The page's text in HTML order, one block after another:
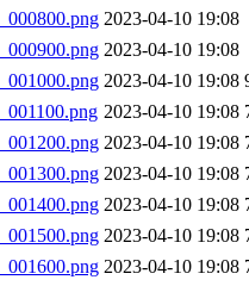
2023-04-10 19:08
2023-04-10 19:08
2023-04-10 19:08
2023-04-10 19:08
2023-04-10 19:08
2023-04-10 19:08
2023-04-10 19:08
2023-04-10 19:08
2023-04-10 19:08